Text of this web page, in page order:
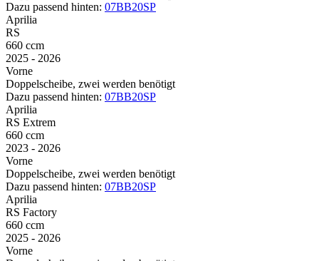
Dazu passend hinten: 07BB20SP
Aprilia
RS
660 ccm
2025 - 2026
Vorne
Doppelscheibe, zwei werden benötigt
Dazu passend hinten: 07BB20SP
Aprilia
RS Extrem
660 ccm
2023 - 2026
Vorne
Doppelscheibe, zwei werden benötigt
Dazu passend hinten: 07BB20SP
Aprilia
RS Factory
660 ccm
2025 - 2026
Vorne